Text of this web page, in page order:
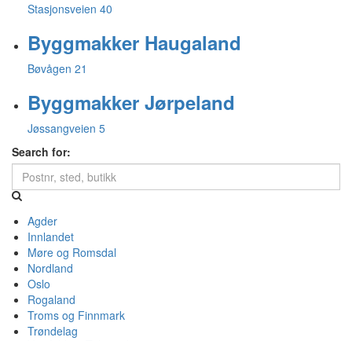
Stasjonsveien 40
Byggmakker Haugaland
Bøvågen 21
Byggmakker Jørpeland
Jøssangveien 5
Search for:
Agder
Innlandet
Møre og Romsdal
Nordland
Oslo
Rogaland
Troms og Finnmark
Trøndelag